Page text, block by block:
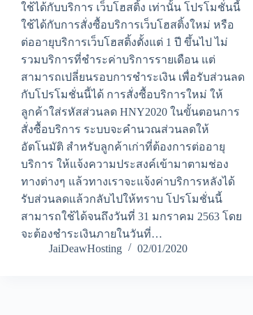
ใช้ได้กับบริการ เว็บโฮสติ้ง เท่านั้น โปรโมชั่นนี้
ใช้ได้กับการสั่งซื้อบริการเว็บโฮสติ้งใหม่ หรือ
ต่ออายุบริการเว็บโฮสติ้งตั้งแต่ 1 ปี ขึ้นไป ไม่
รวมบริการที่ชำระค่าบริการรายเดือน แต่
สามารถเปลี่ยนรอบการชำระเงิน เพื่อรับส่วนลด
กับโปรโมชั่นนี้ได้ การสั่งซื้อบริการใหม่ ให้
ลูกค้าใส่รหัสส่วนลด HNY2020 ในขั้นตอนการ
สั่งซื้อบริการ ระบบจะคำนวณส่วนลดให้
อัตโนมัติ สำหรับลูกค้าเก่าที่ต้องการต่ออายุ
บริการ ให้แจ้งความประสงค์เข้ามาตามช่อง
ทางต่างๆ แล้วทางเราจะแจ้งค่าบริการหลังได้
รับส่วนลดแล้วกลับไปให้ทราบ โปรโมชั่นนี้
สามารถใช้ได้จนถึงวันที่ 31 มกราคม 2563 โดย
จะต้องชำระเงินภายในวันที่…
JaiDeawHosting
02/01/2020